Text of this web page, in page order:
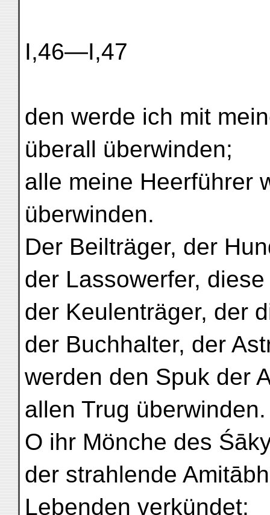
I,46—I,47
den werde ich mit
überall überwinden;
alle meine Heerführer
überwinden.
Der Beilträger, der
der Lassowerfer, diese
der Keulenträger, der
der Buchhalter, der
werden den Spuk der
allen Trug überwinden.
O ihr Mönche des
der strahlende
Lebenden verkündet: